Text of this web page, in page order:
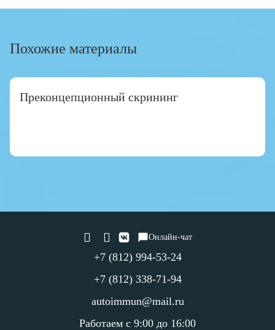
Похожие материалы
Преконцепционный скрининг
Онлайн-чат
+7 (812) 994-53-24
+7 (812) 338-71-94
autoimmun@mail.ru
Работаем с 9:00 до 16:00